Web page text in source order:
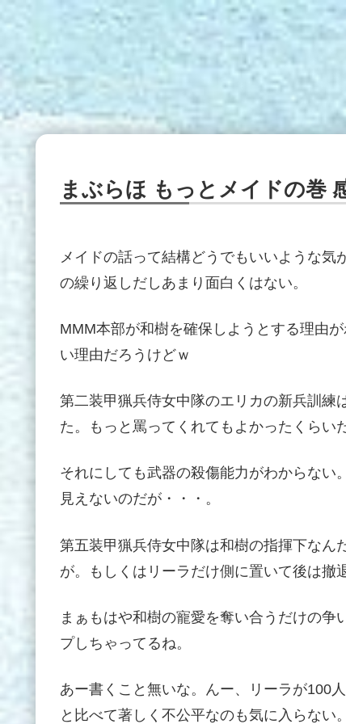
まぶらほ もっとメイドの巻
メイドの話って結構どうでもいいような
の繰り返しだしあまり面白くはない。
MMM本部が和樹を確保しようとする理由
い理由だろうけどｗ
第二装甲猟兵侍女中隊のエリカの新兵訓練
た。もっと罵ってくれてもよかったくらい
それにしても武器の殺傷能力がわからない
見えないのだが・・・。
第五装甲猟兵侍女中隊は和樹の指揮下なん
が。もしくはリーラだけ側に置いて後は撤
まぁもはや和樹の寵愛を奪い合うだけの
プしちゃってるね。
あー書くこと無いな。んー、リーラが100
と比べて著しく不公平なのも気に入らない。